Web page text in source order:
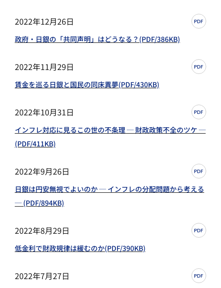
2022年12月26日
政府・日銀の「共同声明」はどうなる？(PDF/386KB)
2022年11月29日
賃金を巡る日銀と国民の同床異夢(PDF/430KB)
2022年10月31日
インフレ対応に見るこの世の不条理 ─ 財政政策不全のツケ ─
(PDF/411KB)
2022年9月26日
日銀は円安無視でよいのか ─ インフレの分配問題から考える
─ (PDF/894KB)
2022年8月29日
低金利で財政規律は緩むのか(PDF/390KB)
2022年7月27日